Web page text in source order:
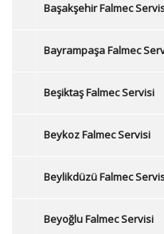
Başakşehir Falmec
Bayrampaşa Falmec
Beşiktaş Falmec Servisi
Beykoz Falmec Servisi
Beylikdüzü Falmec
Beyoğlu Falmec Servisi